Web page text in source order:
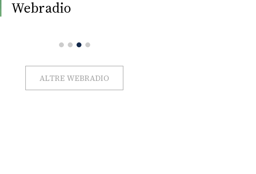
Webradio
ALTRE WEBRADIO